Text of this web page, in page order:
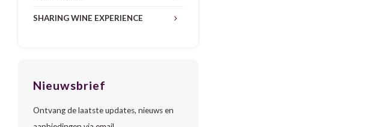
SHARING WINE EXPERIENCE
Nieuwsbrief
Ontvang de laatste updates, nieuws en